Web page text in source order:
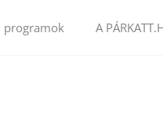
programok A